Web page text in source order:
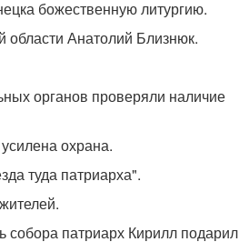
божественную литургию.
области Анатолий Близнюк.
органов проверяли наличие
охрана.
туда патриарха".
собора патриарх Кирилл подарил